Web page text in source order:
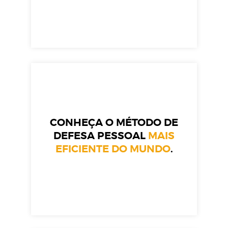
CONHEÇA O MÉTODO DE
DEFESA PESSOAL MAIS
EFICIENTE DO MUNDO.